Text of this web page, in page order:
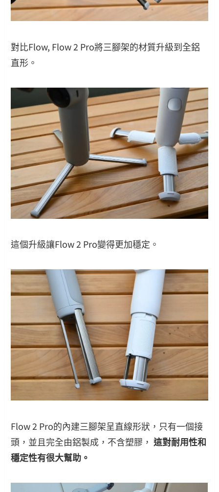
對比Flow, Flow 2 Pro將三腳架的材質升級到全鋁
直形。
這個升級讓Flow 2 Pro變得更加穩定。
Flow 2 Pro的內建三腳架呈直線形狀，只有一個接
頭，並且完全由鋁製成，不含塑膠，這對耐用性和
穩定性有很大幫助。